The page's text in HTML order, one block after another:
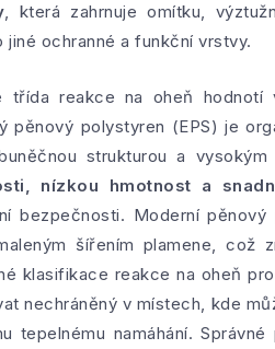
, která zahrnuje omítku,
ochranné a funkční vrstvy.
třída reakce na oheň
pěnový polystyren (EPS) je
strukturou a
nízkou hmotnost a
bezpečnosti. Moderní
šířením plamene, což
klasifikace reakce na oheň
nechráněný v místech, kde
tepelnému namáhání.